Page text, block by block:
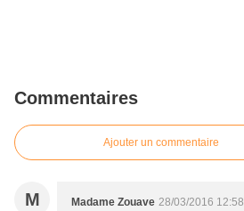
Commentaires
Ajouter un commentaire
M Madame Zouave 28/03/2016 12:58